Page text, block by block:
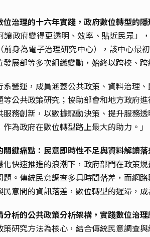
位治理的十六年實踐，政府數位轉型的隱
讓政府變得更透明、效率、貼近民眾
前身為電子治理研究中心），該中心最
發展部等多次組織變動，始終以跨校、
系營運，成員涵蓋公共政策、資料治理
等公共政策研究；協助部會和地方政府
服務創新，以數據驅動決策、提升服務
為政府在數位轉型路上最大的助力。」
關鍵痛點：民意即時性不足與資料解讀落
化快速推進的浪潮下，政府部門在政策
題。傳統民意調查多具時間落差，而網
民意間的資訊落差，數位轉型的遲滯，成
分析的公共政策分析架構，實踐數位治理
策研究方法為核心，結合傳統民意調查